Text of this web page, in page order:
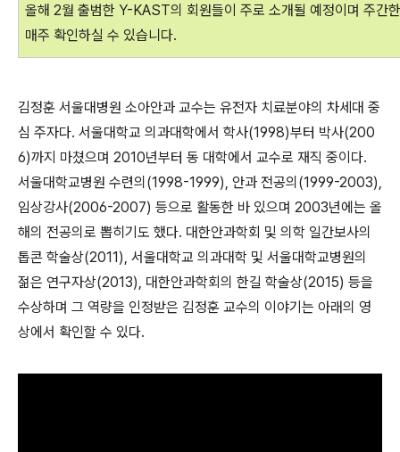
올해 2월 출범한 Y-KAST의 회원들이 주로 소개될 예정이며 주간
매주 확인하실 수 있습니다.
김정훈 서울대병원 소아안과 교수는 유전자 치료분야의 차세대 중
심 주자다. 서울대학교 의과대학에서 학사(1998)부터 박사(200
6)까지 마쳤으며 2010년부터 동 대학에서 교수로 재직 중이다.
서울대학교병원 수련의(1998-1999), 안과 전공의(1999-2003),
임상강사(2006-2007) 등으로 활동한 바 있으며 2003년에는 올
해의 전공의로 뽑히기도 했다. 대한안과학회 및 의학 일간보사의
톱콘 학술상(2011), 서울대학교 의과대학 및 서울대학교병원의
젊은 연구자상(2013), 대한안과학회의 한길 학술상(2015) 등을
수상하며 그 역량을 인정받은 김정훈 교수의 이야기는 아래의 영
상에서 확인할 수 있다.